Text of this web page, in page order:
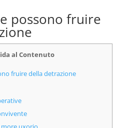
possono fruire
al Contenuto
fruire della detrazione